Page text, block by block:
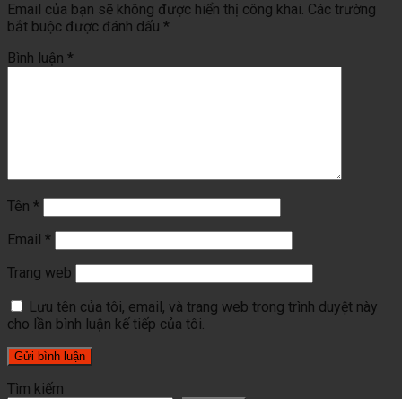
Email của bạn sẽ không được hiển thị công khai. Các trường
bắt buộc được đánh dấu *
Bình luận *
Tên *
Email *
Trang web
Lưu tên của tôi, email, và trang web trong trình duyệt này
cho lần bình luận kế tiếp của tôi.
Tìm kiếm